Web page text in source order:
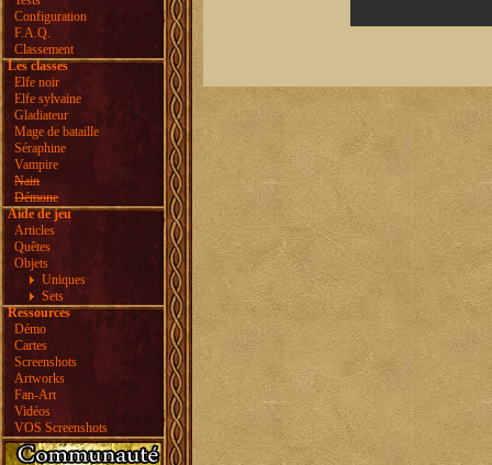
Configuration
F.A.Q.
Classement
Les classes
Elfe noir
Elfe sylvaine
Gladiateur
Mage de bataille
Séraphine
Vampire
Nain
Démone
Aide de jeu
Articles
Quêtes
Objets
Uniques
Sets
Ressources
Démo
Cartes
Screenshots
Artworks
Fan-Art
Vidéos
VOS Screenshots